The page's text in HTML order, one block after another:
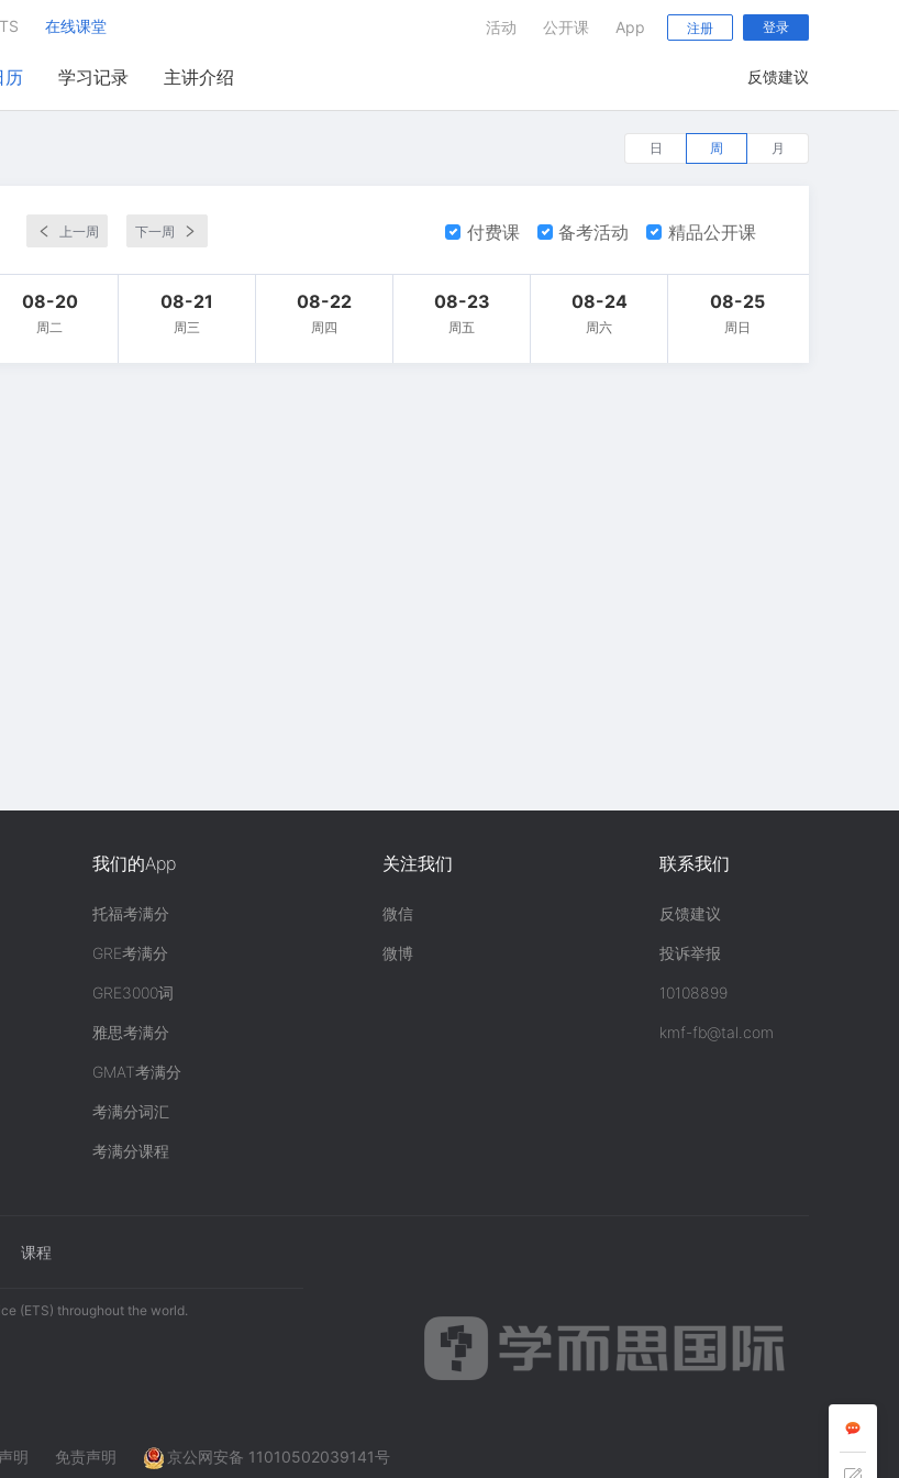
在线课堂 注册 登录
活动 公开课 App
历 学习记录 主讲介绍 反馈建议
日 周 月
付费课 备考活动 精品公开课
上一周 下一周
08-20
周二
08-21
周三
08-22
周四
08-23
周五
08-24
周六
08-25
周日
我们的App
托福考满分
GRE考满分
GRE3000词
雅思考满分
GMAT考满分
考满分词汇
考满分课程
关注我们
微信
微博
联系我们
反馈建议
投诉举报
10108899
kmf-fb@tal.com
课程
(ETS) throughout the world.
明 免责声明 京公网安备 11010502039141号